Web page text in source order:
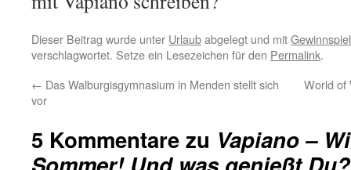
Dieser Beitrag wurde unter Urlaubabgelegt und mitGewinnspiel
verschlagwortet. Setze ein Lesezeichen für den Permalink.
← Das Walburgisgymnasium in Menden stellt sich
vor
World of
5 Kommentare zu Vapiano –